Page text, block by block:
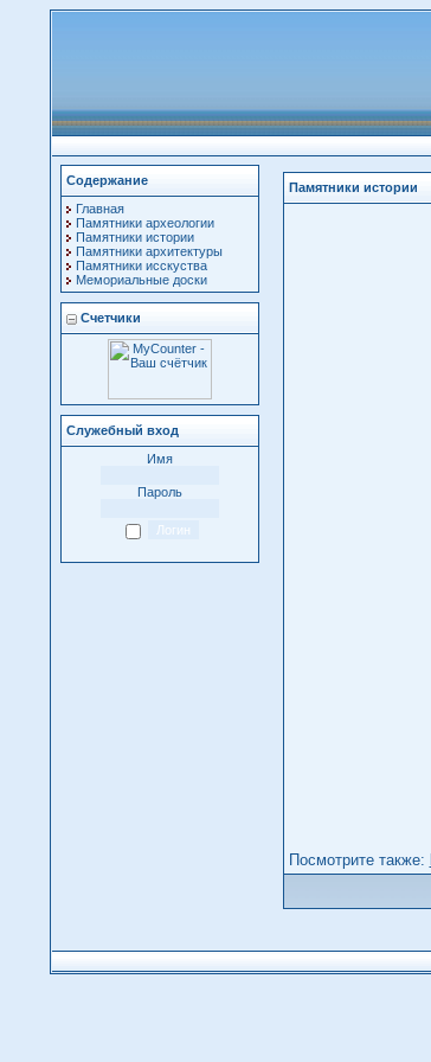
Содержание
Главная
Памятники археологии
Памятники истории
Памятники архитектуры
Памятники исскуства
Мемориальные доски
Счетчики
Служебный вход
Имя
Пароль
Памятники истории
Посмотрите также: